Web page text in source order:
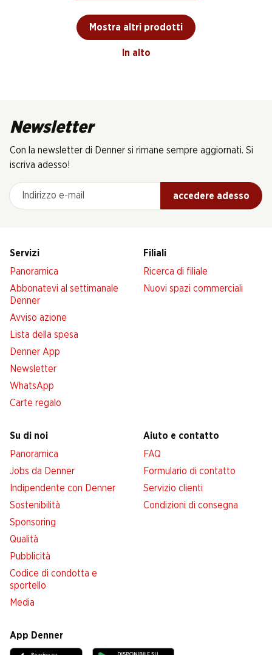
Mostra altri prodotti
In alto
Newsletter
Con la newsletter di Denner si rimane sempre aggiornati. Si
iscriva adesso!
Indirizzo e-mail
accedere adesso
Servizi
Panoramica
Abbonatevi al settimanale
Denner
Avviso azione
Lista della spesa
Denner App
Newsletter
WhatsApp
Carte regalo
Filiali
Ricerca di filiale
Nuovi spazi commerciali
Su di noi
Panoramica
Jobs da Denner
Indipendente con Denner
Sostenibilità
Sponsoring
Qualità
Pubblicità
Codice di condotta e
sportello
Media
Aiuto e contatto
FAQ
Formulario di contatto
Servizio clienti
Condizioni di consegna
App Denner